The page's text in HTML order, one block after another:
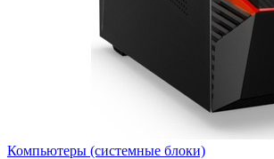
Компьютеры (системные блоки)